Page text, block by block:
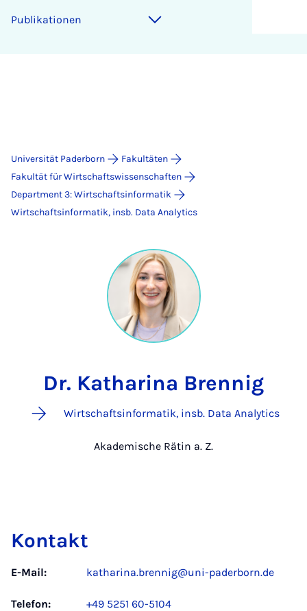
Publikationen
Universität Paderborn
Fakultäten
Fakultät für Wirtschaftswissenschaften
Department 3: Wirtschaftsinformatik
Wirtschaftsinformatik, insb. Data Analytics
Dr. Katharina Brennig
Wirtschaftsinformatik, insb. Data Analytics
Akademische Rätin a. Z.
Kontakt
E-Mail: katharina.brennig@uni-paderborn.de
Telefon: +49 5251 60-5104